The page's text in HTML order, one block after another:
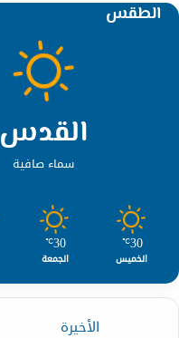
الطقس
القدس
سماء صافية
30
℃
الخميس
30
℃
الجمعة
الأخيرة